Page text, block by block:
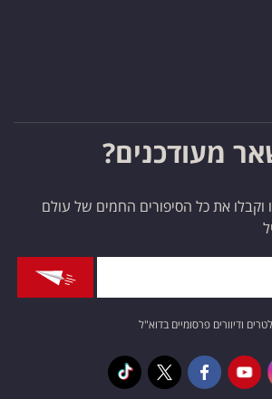
מעודכנים?
וקבלו את כל הסיפורים החמים של עולם
ודיוורים פרסומיים בדוא"ל